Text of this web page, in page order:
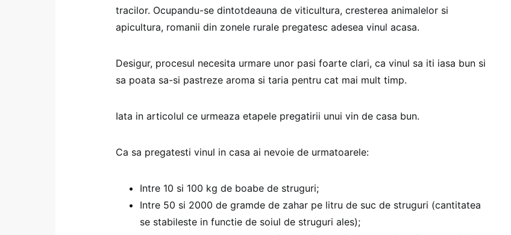
tracilor. Ocupandu-se dintotdeauna de viticultura, cresterea animalelor si
apicultura, romanii din zonele rurale pregatesc adesea vinul acasa.
Desigur, procesul necesita urmare unor pasi foarte clari, ca vinul sa iti iasa bun si
sa poata sa-si pastreze aroma si taria pentru cat mai mult timp.
Iata in articolul ce urmeaza etapele pregatirii unui vin de casa bun.
Ca sa pregatesti vinul in casa ai nevoie de urmatoarele:
Intre 10 si 100 kg de boabe de struguri;
Intre 50 si 2000 de gramde de zahar pe litru de suc de struguri (cantitatea
se stabileste in functie de soiul de struguri ales);